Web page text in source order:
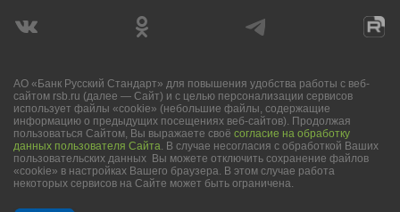
АО «Банк Русский Стандарт» для повышения удобства работы с веб-
сайтом rsb.ru (далее — Сайт) и с целью персонализации сервисов
использует файлы «cookie» (небольшие файлы, содержащие
информацию о предыдущих посещениях веб-сайтов). Продолжая
пользоваться Сайтом, Вы выражаете своё согласие на обработку
данных пользователя Сайта. В случае несогласия с обработкой Ваших
пользовательских данных Вы можете отключить сохранение файлов
«cookie» в настройках Вашего браузера. В этом случае работа
некоторых сервисов на Сайте может быть ограничена.